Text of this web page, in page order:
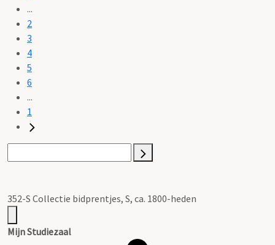
...
2
3
4
5
6
...
1
352-S Collectie bidprentjes, S, ca. 1800-heden
Mijn Studiezaal